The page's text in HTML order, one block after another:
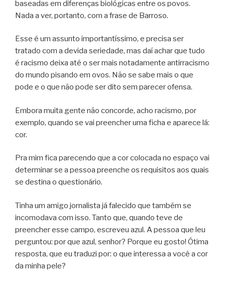
baseadas em diferenças biológicas entre os povos.
Nada a ver, portanto, com a frase de Barroso.
Esse é um assunto importantíssimo, e precisa ser
tratado com a devida seriedade, mas daí achar que tudo
é racismo deixa até o ser mais notadamente antirracismo
do mundo pisando em ovos. Não se sabe mais o que
pode e o que não pode ser dito sem parecer ofensa.
Embora muita gente não concorde, acho racismo, por
exemplo, quando se vai preencher uma ficha e aparece lá:
cor.
Pra mim fica parecendo que a cor colocada no espaço vai
determinar se a pessoa preenche os requisitos aos quais
se destina o questionário.
Tinha um amigo jornalista já falecido que também se
incomodava com isso. Tanto que, quando teve de
preencher esse campo, escreveu azul. A pessoa que leu
perguntou: por que azul, senhor? Porque eu gosto! Ótima
resposta, que eu traduzi por: o que interessa a você a cor
da minha pele?